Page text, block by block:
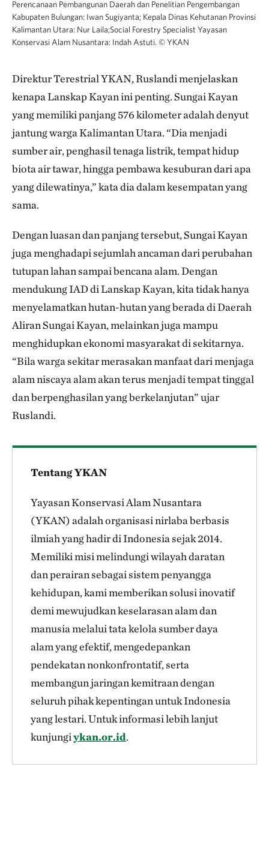
Perencanaan Pembangunan Daerah dan Penelitian Pengembangan
Kabupaten Bulungan: Iwan Sugiyanta; Kepala Dinas Kehutanan Provinsi
Kalimantan Utara: Nur Laila;Social Forestry Specialist Yayasan
Konservasi Alam Nusantara: Indah Astuti. ©YKAN
Direktur Terestrial YKAN, Ruslandi menjelaskan
kenapa Lanskap Kayan ini penting. Sungai Kayan
yang memiliki panjang 576 kilometer adalah denyut
jantung warga Kalimantan Utara. “Dia menjadi
sumber air, penghasil tenaga listrik, tempat hidup
biota air tawar, hingga pembawa kesuburan dari apa
yang dilewatinya,” kata dia dalam kesempatan yang
sama.
Dengan luasan dan panjang tersebut, Sungai Kayan
juga menghadapi sejumlah ancaman dari perubahan
tutupan lahan sampai bencana alam. Dengan
mendukung IAD di Lanskap Kayan, kita tidak hanya
menyelamatkan hutan-hutan yang berada di Daerah
Aliran Sungai Kayan, melainkan juga mampu
menghidupkan ekonomi masyarakat di sekitarnya.
“Bila warga sekitar merasakan manfaat dari menjaga
alam niscaya alam akan terus menjadi tempat tinggal
dan berpenghasilan yang berkelanjutan” ujar
Ruslandi.
Tentang YKAN
Yayasan Konservasi Alam Nusantara
(YKAN) adalah organisasi nirlaba berbasis
ilmiah yang hadir di Indonesia sejak 2014.
Memiliki misi melindungi wilayah daratan
dan perairan sebagai sistem penyangga
kehidupan, kami memberikan solusi inovatif
demi mewujudkan keselarasan alam dan
manusia melalui tata kelola sumber daya
alam yang efektif, mengedepankan
pendekatan nonkonfrontatif, serta
membangun jaringan kemitraan dengan
seluruh pihak kepentingan untuk Indonesia
yang lestari. Untuk informasi lebih lanjut
kunjungiykan.or.id.